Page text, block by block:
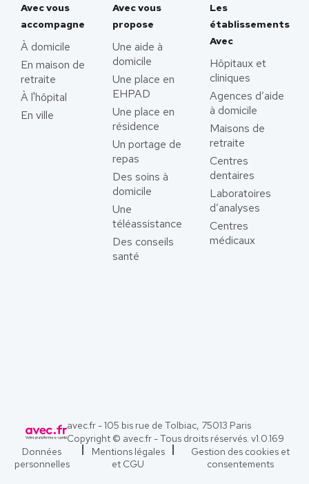
Avec vous
accompagne
À domicile
En maison de
retraite
À l'hôpital
En ville
Avec vous
propose
Une aide à
domicile
Une place en
EHPAD
Une place en
résidence
Un portage de
repas
Des soins à
domicile
Une
téléassistance
Des conseils
santé
Les
établissements
Avec
Hôpitaux et
cliniques
Agences d’aide
à domicile
Maisons de
retraite
Centres
dentaires
Laboratoires
d’analyses
Centres
médicaux
avec.fr - 105 bis rue de Tolbiac, 75013 Paris
Copyright © avec.fr - Tous droits réservés. v1.0.169
Données
personnelles
Mentions légales
et CGU
Gestion des cookies et
consentements